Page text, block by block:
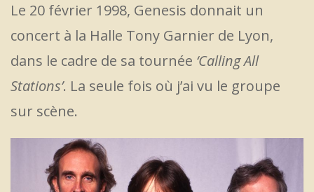
Le 20 février 1998, Genesis donnait un
concert à la Halle Tony Garnier de Lyon,
dans le cadre de sa tournée ‘Calling All
Stations’. La seule fois où j’ai vu le groupe
sur scène.